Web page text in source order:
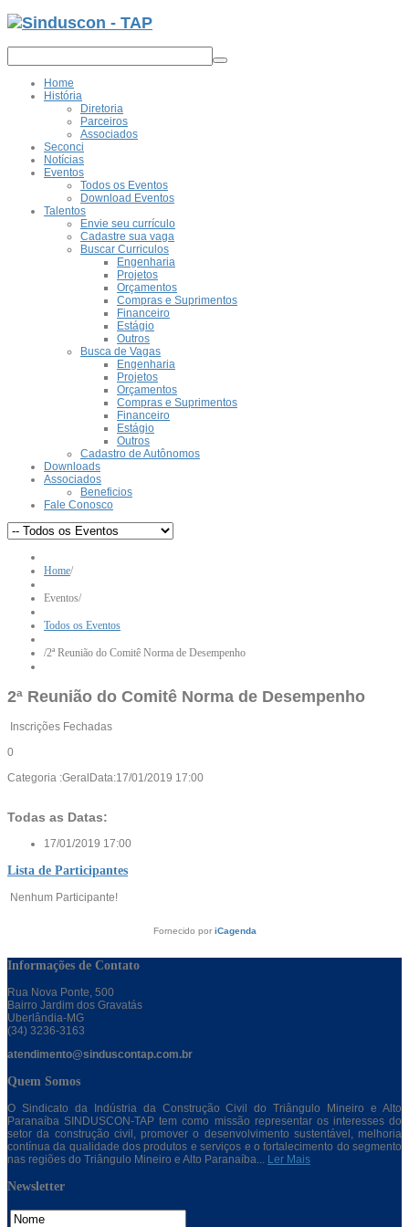
Home
História
Diretoria
Parceiros
Associados
Seconci
Notícias
Eventos
Todos os Eventos
Download Eventos
Talentos
Envie seu currículo
Cadastre sua vaga
Buscar Curriculos
Engenharia
Projetos
Orçamentos
Compras e Suprimentos
Financeiro
Estágio
Outros
Busca de Vagas
Engenharia
Projetos
Orçamentos
Compras e Suprimentos
Financeiro
Estágio
Outros
Cadastro de Autônomos
Downloads
Associados
Beneficios
Fale Conosco
Home/
Eventos/
Todos os Eventos
/2ª Reunião do Comitê Norma de Desempenho
2ª Reunião do Comitê Norma de Desempenho
Inscrições Fechadas
0
Categoria :GeralData:17/01/2019 17:00
Todas as Datas:
17/01/2019 17:00
Lista de Participantes
Nenhum Participante!
Fornecido por iCagenda
Informações de Contato
Rua Nova Ponte, 500
Bairro Jardim dos Gravatás
Uberlândia-MG
(34) 3236-3163
atendimento@sinduscontap.com.br
Quem Somos
O Sindicato da Indústria da Construção Civil do Triângulo Mineiro e Alto
Paranaíba SINDUSCON-TAP tem como missão representar os interesses do
setor da construção civil, promover o desenvolvimento sustentável, melhoria
contínua da qualidade dos produtos e serviços e o fortalecimento do segmento
nas regiões do Triângulo Mineiro e Alto Paranaíba... Ler Mais
Newsletter